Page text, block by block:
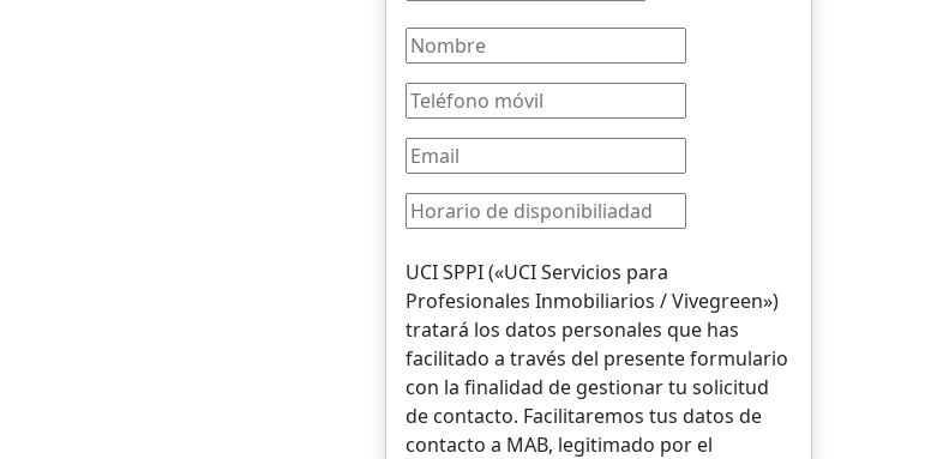
UCI SPPI («UCI Servicios para
Profesionales Inmobiliarios / Vivegreen»)
tratará los datos personales que has
facilitado a través del presente formulario
con la finalidad de gestionar tu solicitud
de contacto. Facilitaremos tus datos de
contacto a MAB, legitimado por el